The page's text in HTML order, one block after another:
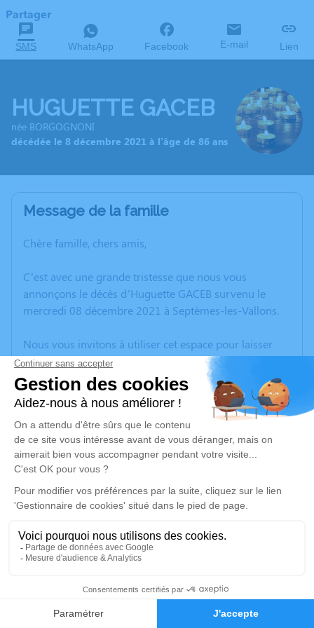
Faire-part Hommages
Partager
SMS WhatsApp Facebook E-mail Lien
HUGUETTE GACEB
née BORGOGNONI
décédée le 8 décembre 2021 à l'âge de 86 ans
Message de la famille
Chère famille, chers amis,
C’est avec une grande tristesse que nous vous
annonçons le décès d’Huguette GACEB survenu le
mercredi 08 décembre 2021 à Septèmes-les-Vallons.
Nous vous invitons à utiliser cet espace pour laisser
vos condoléances, partager des photos souvenirs, une
anecdote ou exprimer vos pensées à travers des
poèmes ou des textes. Cet endroit est un lieu
d'expression dédié à honorer la mémoire d’Huguette
GACEB.
Un service de plantation d’arbre hommage est
disponible ici.
Je rends hommage
Cérémonie religieuse
Église Saint André de Bouc-Bel-Air
2, Rue Bourbon